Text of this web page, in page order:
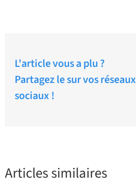
L'article vous a plu ?
Partagez le sur vos réseaux
sociaux !
Articles similaires